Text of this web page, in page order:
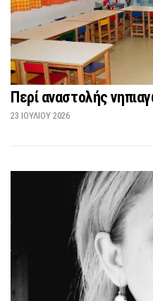
Περί αναστολής
23 ΙΟΥΛΊΟΥ 2026